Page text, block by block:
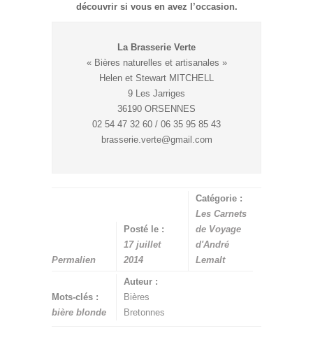
découvrir si vous en avez l’occasion.
La Brasserie Verte
« Bières naturelles et artisanales »
Helen et Stewart MITCHELL
9 Les Jarriges
36190 ORSENNES
02 54 47 32 60 / 06 35 95 85 43
brasserie.verte@gmail.com
Permalien
Posté le :
17 juillet
2014
Catégorie :
Les Carnets
de Voyage
d'André
Lemalt
Mots-clés :
bière blonde
Auteur :
Bières
Bretonnes